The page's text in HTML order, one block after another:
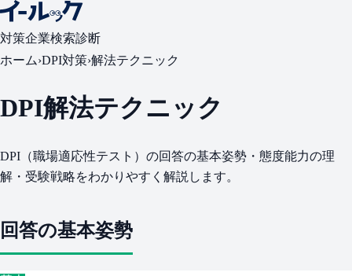
対策企業検索診断
ホーム›DPI対策›解法テクニック
DPI解法テクニック
DPI（職場適応性テスト）の回答の基本姿勢・態度能力の理
解・受験戦略をわかりやすく解説します。
回答の基本姿勢